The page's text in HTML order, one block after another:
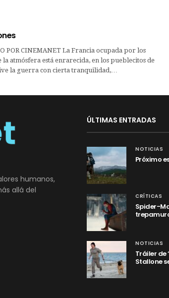
POR CINEMANET La Francia ocupada por los
la atmósfera está enrarecida, en los pueblecitos de
la guerra con cierta tranquilidad,…
humanos,
allá del
ÚLTIMAS ENTRADAS
NOTICIAS
Próximo
CRÍTICAS
Spider-
NOTICIAS
Tráiler de
Stallone